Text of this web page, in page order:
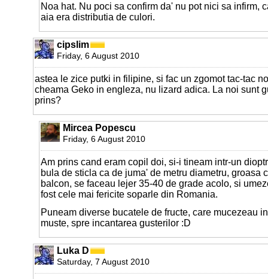
Noa hat. Nu poci sa confirm da' nu pot nici sa infirm,
aia era distributia de culori.
cipslim
Friday, 6 August 2010
astea le zice putki in filipine, si fac un zgomot tac-tac
cheama Geko in engleza, nu lizard adica. La noi sunt
prins?
Mircea Popescu
Friday, 6 August 2010
Am prins cand eram copil doi, si-i tineam intr-un
bula de sticla ca de juma' de metru diametru, groasa
balcon, se faceau lejer 35-40 de grade acolo, si
fost cele mai fericite soparle din Romania.
Puneam diverse bucatele de fructe, care mucezeau
muste, spre incantarea gusterilor :D
Luka D
Saturday, 7 August 2010